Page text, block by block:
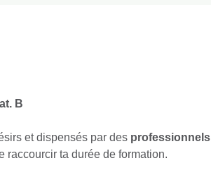
B
et dispensés par des professionnels
ta durée de formation.